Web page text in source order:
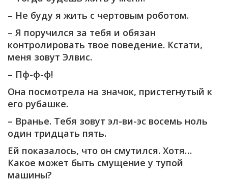
– Не буду я жить с чертовым роботом.
– Я поручился за тебя и обязан
контролировать твое поведение. Кстати,
меня зовут Элвис.
– Пф-ф-ф!
Она посмотрела на значок, пристегнутый к
его рубашке.
– Вранье. Тебя зовут эл-ви-эс восемь ноль
один тридцать пять.
Ей показалось, что он смутился. Хотя…
Какое может быть смущение у тупой
машины?